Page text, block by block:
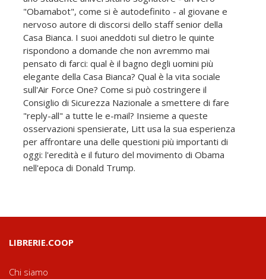
"Obamabot", come si è autodefinito - al giovane e
nervoso autore di discorsi dello staff senior della
Casa Bianca. I suoi aneddoti sul dietro le quinte
rispondono a domande che non avremmo mai
pensato di farci: qual è il bagno degli uomini più
elegante della Casa Bianca? Qual è la vita sociale
sull'Air Force One? Come si può costringere il
Consiglio di Sicurezza Nazionale a smettere di fare
"reply-all" a tutte le e-mail? Insieme a queste
osservazioni spensierate, Litt usa la sua esperienza
per affrontare una delle questioni più importanti di
oggi: l'eredità e il futuro del movimento di Obama
nell'epoca di Donald Trump.
LIBRERIE.COOP
Chi siamo